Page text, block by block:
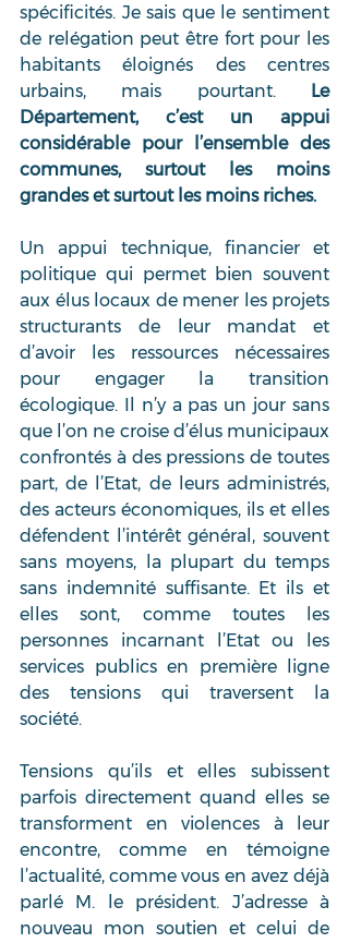
spécificités. Je sais que le sentiment
de relégation peut être fort pour les
habitants éloignés des centres
urbains, mais pourtant. Le
Département, c’est un appui
considérable pour l’ensemble des
communes, surtout les moins
grandes et surtout les moins riches.
Un appui technique, financier et
politique qui permet bien souvent
aux élus locaux de mener les projets
structurants de leur mandat et
d’avoir les ressources nécessaires
pour engager la transition
écologique. Il n’y a pas un jour sans
que l’on ne croise d’élus municipaux
confrontés à des pressions de toutes
part, de l’Etat, de leurs administrés,
des acteurs économiques, ils et elles
défendent l’intérêt général, souvent
sans moyens, la plupart du temps
sans indemnité suffisante. Et ils et
elles sont, comme toutes les
personnes incarnant l’Etat ou les
services publics en première ligne
des tensions qui traversent la
société.
Tensions qu’ils et elles subissent
parfois directement quand elles se
transforment en violences à leur
encontre, comme en témoigne
l’actualité, comme vous en avez déjà
parlé M. le président. J’adresse à
nouveau mon soutien et celui de